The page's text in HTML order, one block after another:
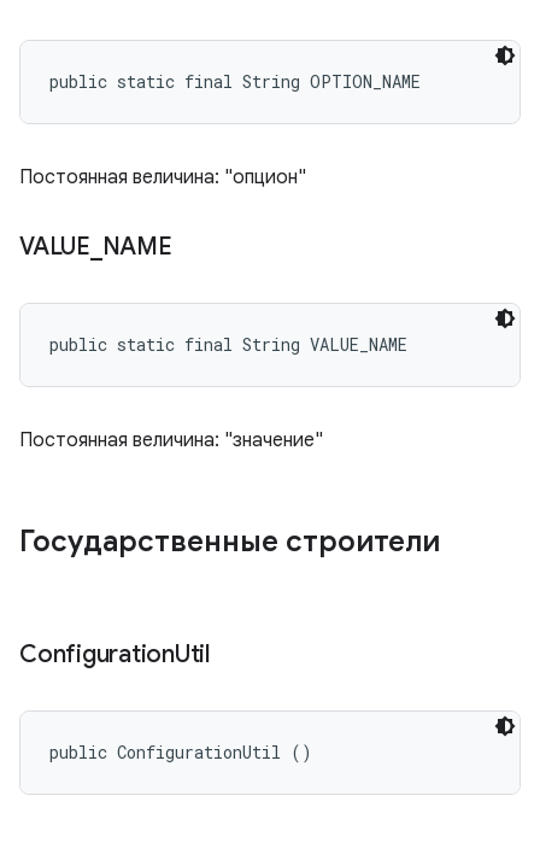
public static final String OPTION_NAME
Постоянная величина: "опцион"
VALUE NAME
public static final String VALUE_NAME
Постоянная величина: "значение"
Государственные строители
ConfigurationUtil
public ConfigurationUtil ()